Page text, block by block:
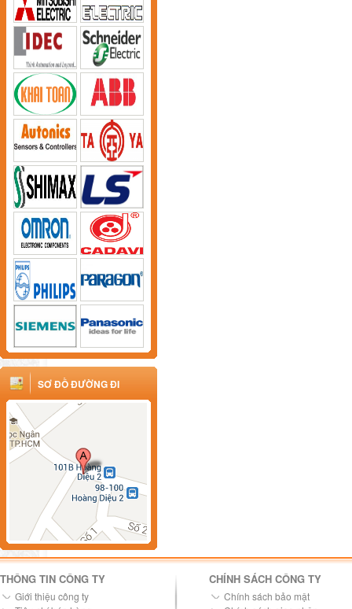
SƠ ĐỒ ĐƯỜNG ĐI
THÔNG TIN CÔNG TY
Giới thiệu công ty
CHÍNH SÁCH CÔNG TY
Chính sách bảo mật